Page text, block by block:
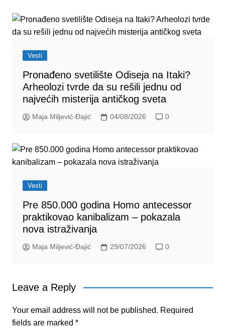
Vesti
Pronađeno svetilište Odiseja na Itaki?
Arheolozi tvrde da su rešili jednu od
najvećih misterija antičkog sveta
Maja Miljević-Đajić 04/08/2026 0
Vesti
Pre 850.000 godina Homo antecessor
praktikovao kanibalizam – pokazala
nova istraživanja
Maja Miljević-Đajić 29/07/2026 0
Leave a Reply
Your email address will not be published. Required
fields are marked *